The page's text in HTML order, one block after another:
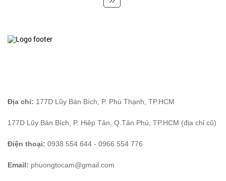
Địa chỉ: 177D Lũy Bán Bích, P. Phú Thạnh, TP.HCM
177D Lũy Bán Bích, P. Hiệp Tân, Q.Tân Phú, TP.HCM (địa chỉ cũ)
Điện thoại: 0938 554 644 - 0966 554 776
Email: phuongtocam@gmail.com